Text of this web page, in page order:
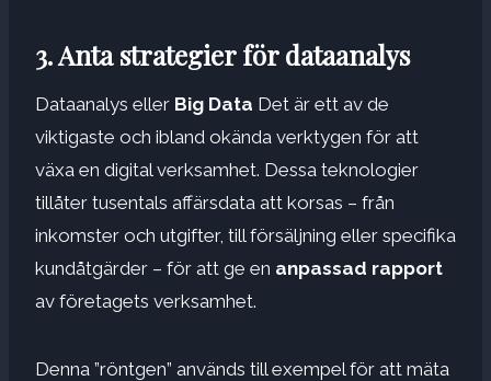
3. Anta strategier för dataanalys
Dataanalys eller Big Data Det är ett av de
viktigaste och ibland okända verktygen för att
växa en digital verksamhet. Dessa teknologier
tillåter tusentals affärsdata att korsas – från
inkomster och utgifter, till försäljning eller specifika
kundåtgärder – för att ge en anpassad rapport
av företagets verksamhet.
Denna ”röntgen” används till exempel för att mäta